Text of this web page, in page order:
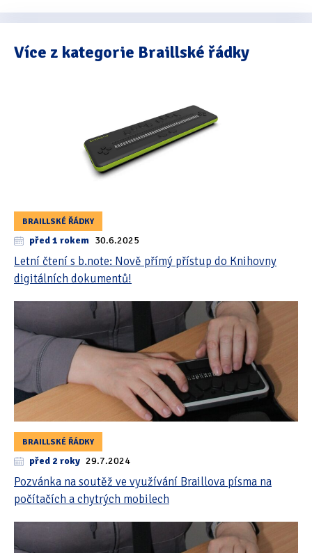
Více z kategorie Braillské řádky
BRAILLSKÉ ŘÁDKY
před 1 rokem 30.6.2025
Letní čtení s b.note: Nově přímý přístup do Knihovny
digitálních dokumentů!
BRAILLSKÉ ŘÁDKY
před 2 roky 29.7.2024
Pozvánka na soutěž ve využívání Braillova písma na
počítačích a chytrých mobilech